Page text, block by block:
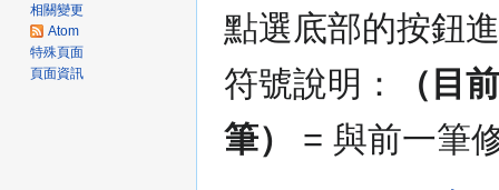
點選底部的按鈕
符號說明：
（目
筆）
= 與前一筆
相關變更
Atom
特殊頁面
頁面資訊